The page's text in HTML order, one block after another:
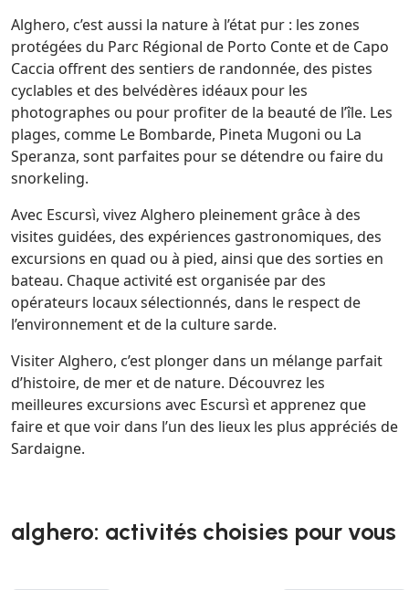
Alghero, c’est aussi la nature à l’état pur : les zones
protégées du Parc Régional de Porto Conte et de Capo
Caccia offrent des sentiers de randonnée, des pistes
cyclables et des belvédères idéaux pour les
photographes ou pour profiter de la beauté de l’île. Les
plages, comme Le Bombarde, Pineta Mugoni ou La
Speranza, sont parfaites pour se détendre ou faire du
snorkeling.
Avec Escursì, vivez Alghero pleinement grâce à des
visites guidées, des expériences gastronomiques, des
excursions en quad ou à pied, ainsi que des sorties en
bateau. Chaque activité est organisée par des
opérateurs locaux sélectionnés, dans le respect de
l’environnement et de la culture sarde.
Visiter Alghero, c’est plonger dans un mélange parfait
d’histoire, de mer et de nature. Découvrez les
meilleures excursions avec Escursì et apprenez que
faire et que voir dans l’un des lieux les plus appréciés de
Sardaigne.
alghero: activités choisies pour vous